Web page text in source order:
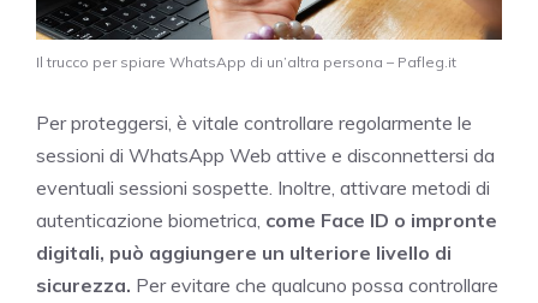
Il trucco per spiare WhatsApp di un’altra persona – Pafleg.it
Per proteggersi, è vitale controllare regolarmente le
sessioni di WhatsApp Web attive e disconnettersi da
eventuali sessioni sospette. Inoltre, attivare metodi di
autenticazione biometrica, come Face ID o impronte
digitali, può aggiungere un ulteriore livello di
sicurezza. Per evitare che qualcuno possa controllare